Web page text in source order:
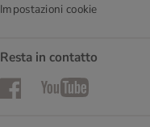
Impostazioni cookie
Resta in contatto
FacebookYouTube